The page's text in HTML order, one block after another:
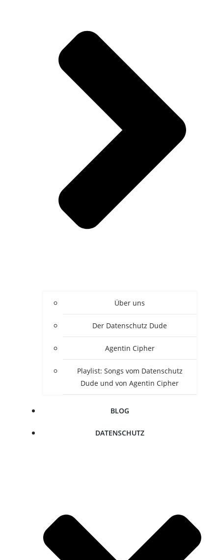
Über uns
Der Daten­schutz Dude
Agen­tin Cipher
Play­list: Songs vom Daten­schutz
Dude und von Agen­tin Cipher
BLOG
DATEN­SCHUTZ